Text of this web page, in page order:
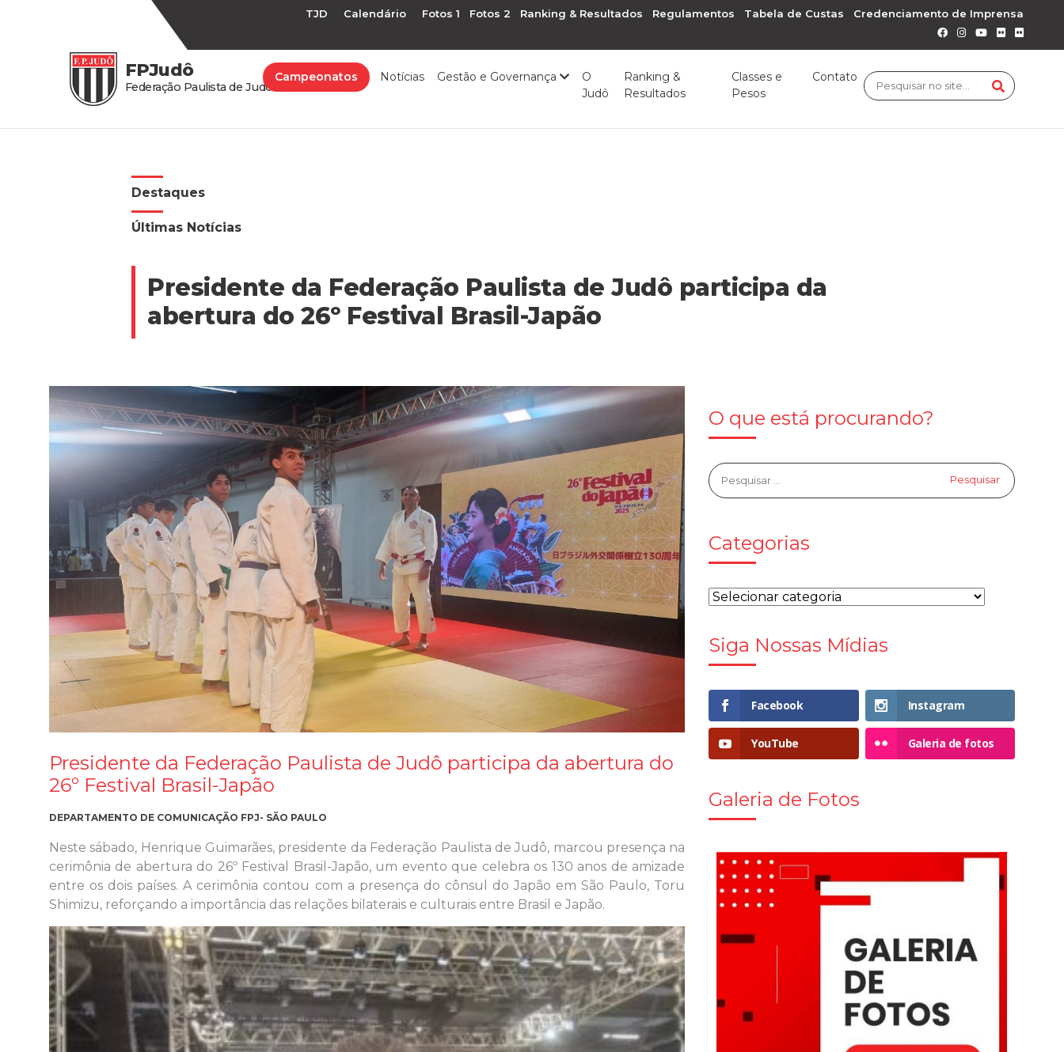
TJD Calendário Fotos 1 Fotos 2 Ranking & Resultados Regulamentos Tabela de Custas Credenciamento de Imprensa
FPJudô
Federação Paulista de Judô
Campeonatos Notícias Gestão e Governança
O
Judô
Ranking &
Resultados
Classes e
Pesos
Contato
Destaques
Últimas Notícias
Presidente da Federação Paulista de Judô participa da
abertura do 26º Festival Brasil-Japão
Presidente da Federação Paulista de Judô participa da abertura do
26º Festival Brasil-Japão
DEPARTAMENTO DE COMUNICAÇÃO FPJ- SÃO PAULO
Neste sábado, Henrique Guimarães, presidente da Federação Paulista de Judô, marcou presença na
cerimônia de abertura do 26º Festival Brasil-Japão, um evento que celebra os 130 anos de amizade
entre os dois países. A cerimônia contou com a presença do cônsul do Japão em São Paulo, Toru
Shimizu, reforçando a importância das relações bilaterais e culturais entre Brasil e Japão.
O que está procurando?
Categorias
Siga Nossas Mídias
Facebook Instagram
YouTube Galeria de fotos
Galeria de Fotos